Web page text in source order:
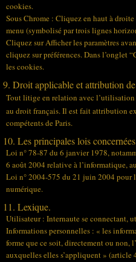
cookies.
Sous Chrome : Cliquez en haut à
menu (symbolisé par trois lignes
Cliquez sur Afficher les paramètres
cliquez sur préférences. Dans l’onglet
les cookies.
9. Droit applicable et attribution
Tout litige en relation avec l’utilisation
au droit français. Il est fait attribution
compétents de Paris.
10. Les principales lois
Loi n° 78-87 du 6 janvier 1978,
6 août 2004 relative à l’informatique,
Loi n° 2004-575 du 21 juin 2004 pour
numérique.
11. Lexique.
Utilisateur : Internaute se connectant,
Informations personnelles : « les
forme que ce soit, directement ou non,
auxquelles elles s’appliquent »